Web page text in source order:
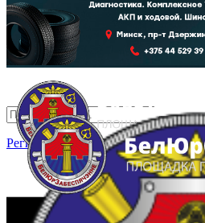
Регистрация Вход